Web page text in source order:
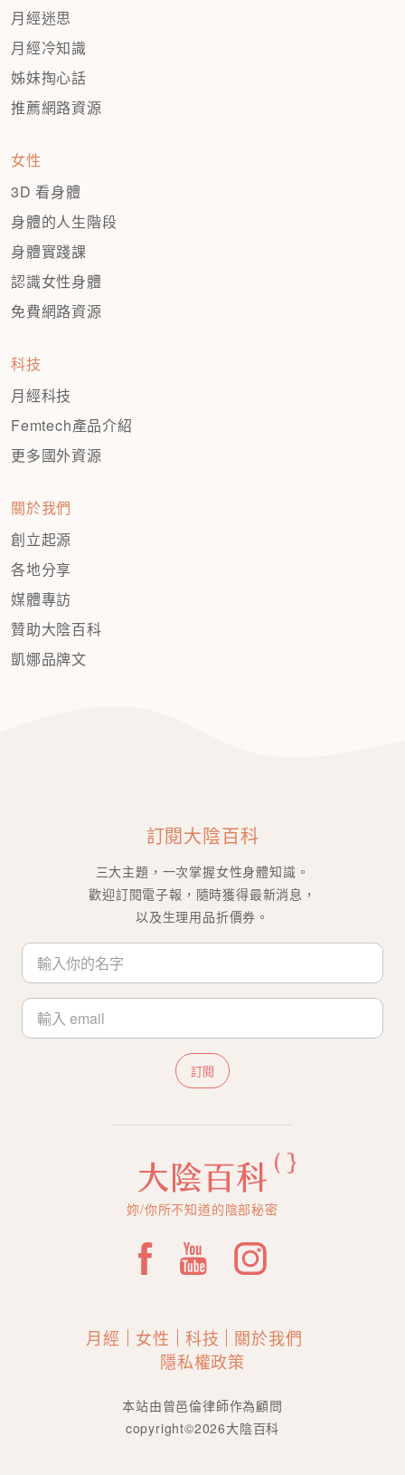
月經迷思
月經冷知識
姊妹掏心話
推薦網路資源
女性
3D 看身體
身體的人生階段
身體實踐課
認識女性身體
免費網路資源
科技
月經科技
Femtech產品介紹
更多國外資源
關於我們
創立起源
各地分享
媒體專訪
贊助大陰百科
凱娜品牌文
訂閱大陰百科
三大主題，一次掌握女性身體知識。
歡迎訂閱電子報，隨時獲得最新消息，
以及生理用品折價券。
訂閱
妳/你所不知道的陰部秘密
月經 女性 科技
關於我們
隱私權政策
本站由曾邑倫律師作為顧問
copyright©2026大陰百科